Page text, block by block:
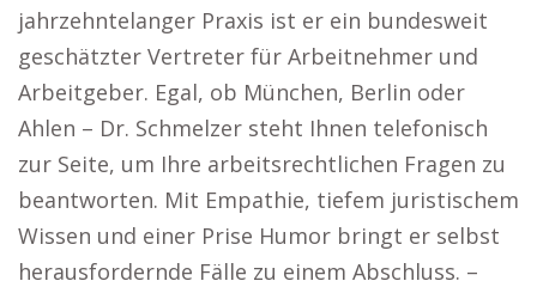
jahrzehntelanger Praxis ist er ein bundesweit
geschätzter Vertreter für Arbeitnehmer und
Arbeitgeber. Egal, ob München, Berlin oder
Ahlen – Dr. Schmelzer steht Ihnen telefonisch
zur Seite, um Ihre arbeitsrechtlichen Fragen zu
beantworten. Mit Empathie, tiefem juristischem
Wissen und einer Prise Humor bringt er selbst
herausfordernde Fälle zu einem Abschluss. –